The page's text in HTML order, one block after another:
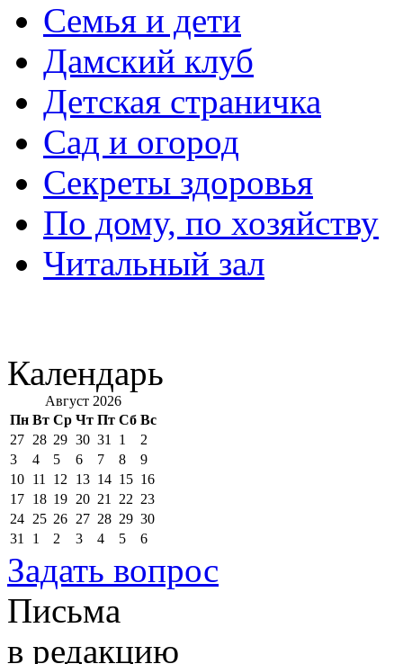
Семья и дети
Дамский клуб
Детская страничка
Сад и огород
Секреты здоровья
По дому, по хозяйству
Читальный зал
Календарь
Август 2026
Пн Вт Ср Чт Пт Сб Вс
27 28 29 30 31 1
2
3
4 5 6 7 8
9
10 11 12 13 14 15 16
17 18 19 20 21 22 23
24 25 26 27 28 29 30
31
1 2 3 4 5 6
Задать вопрос
Письма
в редакцию